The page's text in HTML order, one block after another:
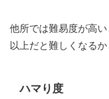
他所では難易度が高
以上だと難しくなるか
ハマり度